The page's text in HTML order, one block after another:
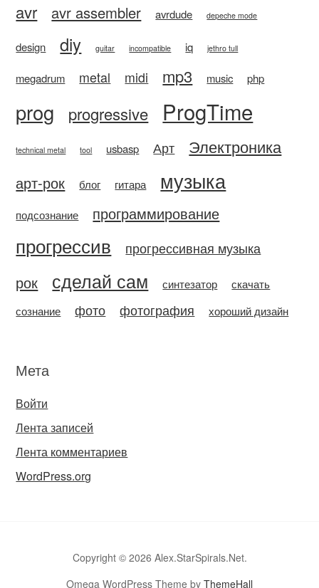
avr avr assembler avrdude depeche mode
design diy guitar incompatible iq jethro tull
megadrum metal midi mp3 music php
prog progressive ProgTime
technical metal tool usbasp Арт Электроника
арт-рок блог гитара музыка
подсознание программирование
прогрессив прогрессивная музыка
рок сделай сам синтезатор
скачать
сознание
фото фотография хороший дизайн
Мета
Войти
Лента записей
Лента комментариев
WordPress.org
Copyright © 2026 Alex.StarSpirals.Net.
Omega WordPress Theme by ThemeHall